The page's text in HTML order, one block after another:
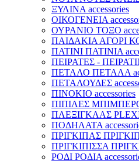
ΞΥΛΙΝΑ accessories
ΟΙΚΟΓΕΝΕΙΑ
ΟΥΡΑΝΙΟ ΤΟΞΟ
ΠΑΙΔΑΚΙΑ ΑΓΟΡΙ
ΠΑΤΙΝΙ ΠΑΤΙΝΙΑ
ΠΕΙΡΑΤΕΣ -
ΠΕΤΑΛΟ ΠΕΤΑΛΑ
ΠΕΤΑΛΟΥΔΕΣ
ΠΙΝΟΚΙΟ accessories
ΠΙΠΙΛΕΣ ΜΠΙΜΠΕΡΟ
ΠΛΕΞΙΓΚΛΑΣ
ΠΟΔΗΛΑΤΑ
ΠΡΙΓΚΙΠΑΣ
ΠΡΙΓΚΙΠΙΣΣΑ
ΡΟΔΙ ΡΟΔΙΑ